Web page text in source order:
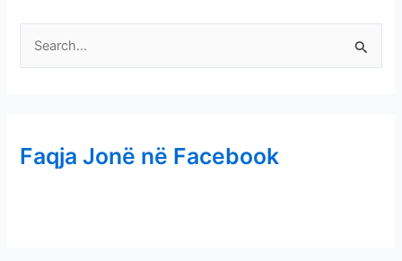
c
Faqja Jonë në Facebook